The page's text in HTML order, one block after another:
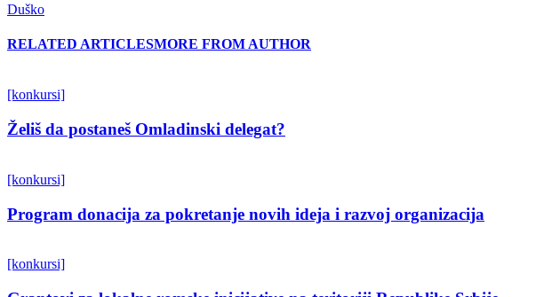
Duško
RELATED ARTICLESMORE FROM AUTHOR
[konkursi]
Želiš da postaneš Omladinski delegat?
[konkursi]
Program donacija za pokretanje novih ideja i razvoj organizacija
[konkursi]